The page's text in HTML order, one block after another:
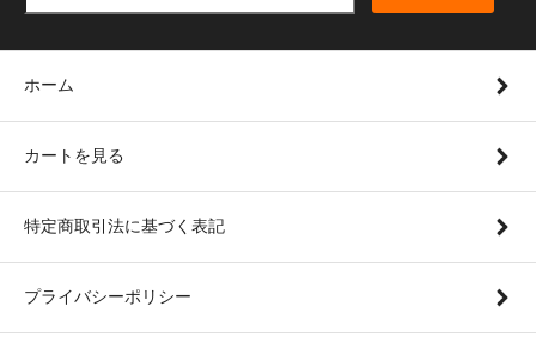
ホーム
カートを見る
特定商取引法に基づく表記
プライバシーポリシー